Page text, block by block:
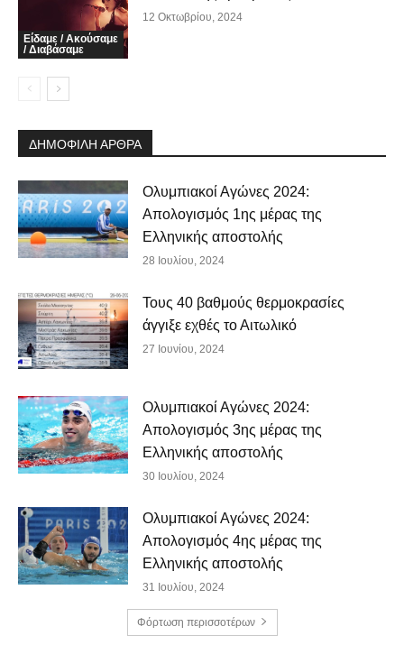
Είδαμε / Ακούσαμε
/ Διαβάσαμε
12 Οκτωβρίου, 2024
ΔΗΜΟΦΙΛΗ ΑΡΘΡΑ
Ολυμπιακοί Αγώνες 2024:
Απολογισμός 1ης μέρας της
Ελληνικής αποστολής
28 Ιουλίου, 2024
Τους 40 βαθμούς θερμοκρασίες
άγγιξε εχθές το Αιτωλικό
27 Ιουνίου, 2024
Ολυμπιακοί Αγώνες 2024:
Απολογισμός 3ης μέρας της
Ελληνικής αποστολής
30 Ιουλίου, 2024
Ολυμπιακοί Αγώνες 2024:
Απολογισμός 4ης μέρας της
Ελληνικής αποστολής
31 Ιουλίου, 2024
Φόρτωση περισσοτέρων